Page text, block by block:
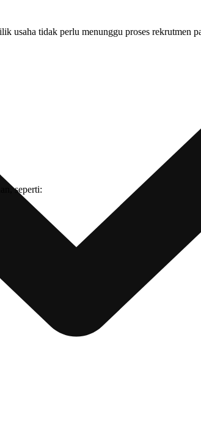
usaha tidak perlu menunggu proses rekrutmen
seperti: